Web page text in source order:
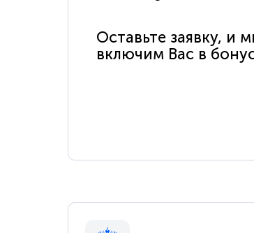
Оставьте заявку, и
включим Вас в